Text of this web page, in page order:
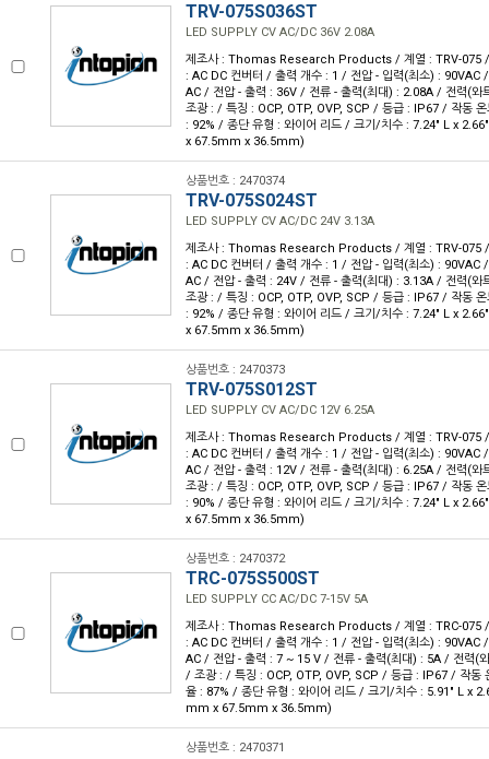
TRV-075S036ST
LED SUPPLY CV AC/DC 36V 2.08A
제조사 : Thomas Research Products / 계열 : TRV-075 /
: AC DC 컨버터 / 출력 개수 : 1 / 전압 - 입력(최소) : 90VAC
AC / 전압 - 출력 : 36V / 전류 - 출력(최대) : 2.08A / 전력(
조광 : / 특징 : OCP, OTP, OVP, SCP / 등급 : IP67 / 작동
: 92% / 종단 유형 : 와이어 리드 / 크기/치수 : 7.24" L x
x 67.5mm x 36.5mm)
상품번호 : 2470374
TRV-075S024ST
LED SUPPLY CV AC/DC 24V 3.13A
제조사 : Thomas Research Products / 계열 : TRV-075 /
: AC DC 컨버터 / 출력 개수 : 1 / 전압 - 입력(최소) : 90VAC
AC / 전압 - 출력 : 24V / 전류 - 출력(최대) : 3.13A / 전력(
조광 : / 특징 : OCP, OTP, OVP, SCP / 등급 : IP67 / 작동
: 92% / 종단 유형 : 와이어 리드 / 크기/치수 : 7.24" L x
x 67.5mm x 36.5mm)
상품번호 : 2470373
TRV-075S012ST
LED SUPPLY CV AC/DC 12V 6.25A
제조사 : Thomas Research Products / 계열 : TRV-075 /
: AC DC 컨버터 / 출력 개수 : 1 / 전압 - 입력(최소) : 90VAC
AC / 전압 - 출력 : 12V / 전류 - 출력(최대) : 6.25A / 전력(
조광 : / 특징 : OCP, OTP, OVP, SCP / 등급 : IP67 / 작동
: 90% / 종단 유형 : 와이어 리드 / 크기/치수 : 7.24" L x
x 67.5mm x 36.5mm)
상품번호 : 2470372
TRC-075S500ST
LED SUPPLY CC AC/DC 7-15V 5A
제조사 : Thomas Research Products / 계열 : TRC-075 /
: AC DC 컨버터 / 출력 개수 : 1 / 전압 - 입력(최소) : 90VAC
AC / 전압 - 출력 : 7 ~ 15 V / 전류 - 출력(최대) : 5A / 전력(
/ 조광 : / 특징 : OCP, OTP, OVP, SCP / 등급 : IP67 / 작동
율 : 87% / 종단 유형 : 와이어 리드 / 크기/치수 : 5.91" L x
mm x 67.5mm x 36.5mm)
상품번호 : 2470371